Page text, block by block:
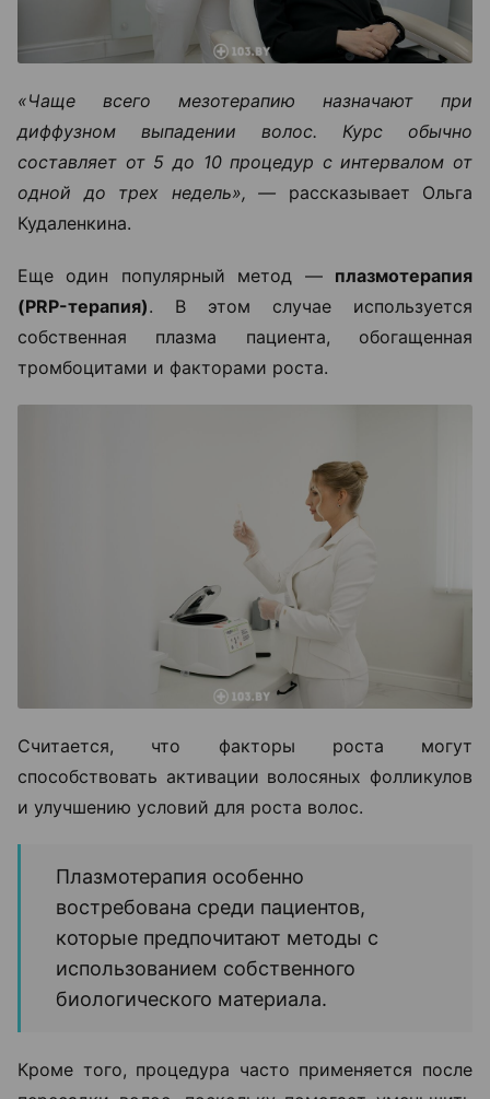
«Чаще всего мезотерапию назначают при
диффузном выпадении волос. Курс обычно
составляет от 5 до 10 процедур с интервалом от
одной до трех недель», — рассказывает Ольга
Кудаленкина.
Еще один популярный метод — плазмотерапия
(PRP-терапия). В этом случае используется
собственная плазма пациента, обогащенная
тромбоцитами и факторами роста.
Считается, что факторы роста могут
способствовать активации волосяных фолликулов
и улучшению условий для роста волос.
Плазмотерапия особенно
востребована среди пациентов,
которые предпочитают методы с
использованием собственного
биологического материала.
Кроме того, процедура часто применяется после